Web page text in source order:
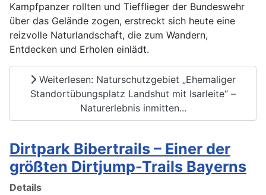
Kampfpanzer rollten und Tiefflieger der Bundeswehr
über das Gelände zogen, erstreckt sich heute eine
reizvolle Naturlandschaft, die zum Wandern,
Entdecken und Erholen einlädt.
Weiterlesen: Naturschutzgebiet „Ehemaliger
Standortübungsplatz Landshut mit Isarleite“ –
Naturerlebnis inmitten...
Dirtpark Bibertrails – Einer der
größten Dirtjump-Trails Bayerns
Details